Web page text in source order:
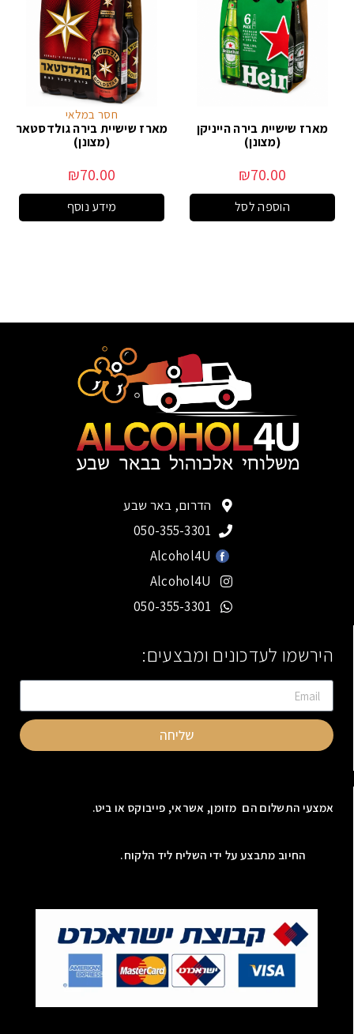
מארז שישיית בירה הייניקן
(מצונן)
₪70.00
הוספה לסל
חסר במלאי
מארז שישיית בירה גולדסטאר
(מצונן)
₪70.00
מידע נוסף
הדרום, באר שבע
050-355-3301
Alcohol4U
Alcohol4U
050-355-3301
הירשמו לעדכונים ומבצעים:
שליחה
אמצעי התשלום הם מזומן, אשראי, פייבוקס או ביט.
החיוב מתבצע על ידי השליח ליד הלקוח.